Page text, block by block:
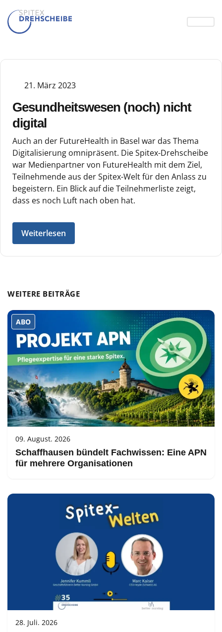
21. März 2023
Gesundheitswesen (noch) nicht
digital
Auch an der FutureHealth in Basel war das Thema
Digitalisierung omnipräsent. Die Spitex-Drehscheibe
war Medienpartner von FutureHealth mit dem Ziel,
Teilnehmende aus der Spitex-Welt für den Anlass zu
begeistern. Ein Blick auf die Teilnehmerliste zeigt,
dass es noch Luft nach oben hat.
Weiterlesen
WEITERE BEITRÄGE
ABO
09. August. 2026
Schaffhausen bündelt Fachwissen: Eine APN
für mehrere Organisationen
28. Juli. 2026